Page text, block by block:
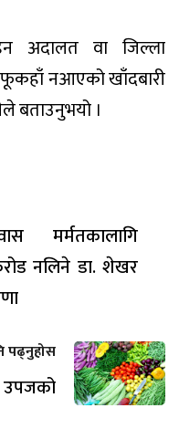
अदालत वा जिल्ला
नआएको खाँदबारी
बताउनुभयो ।
मर्मतकालागि
नलिने डा. शेखर
पढ्नुहोस